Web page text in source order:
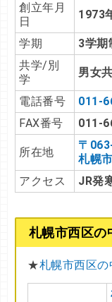
創立年月
日
1973
学期
3学期
共学/別
学
男女
電話番号
011-
FAX番号
011-
所在地
〒
札幌
アクセス
JR発
札幌市西区の
★札幌市西区の